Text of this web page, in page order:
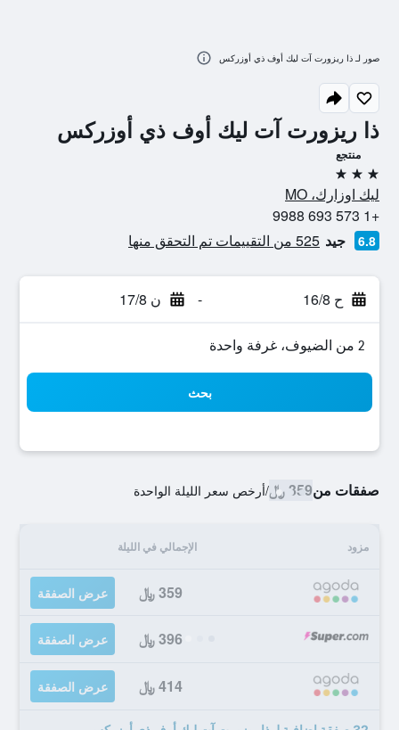
ذا ريزورت آت ليك أوف ذي أوزركس
منتجع
3 نجوم
ليك اوزارك، MO
+1 573 693 9988
6.8 جيد 525 من التقييمات تم التحقق منها
ح 16/8 - ن 17/8
2 من الضيوف، غرفة واحدة
بحث
صفقات من359 ﷼ /أرخص سعر الليلة الواحدة
مزود الإجمالي في الليلة
359 ﷼ عرض الصفقة
396 ﷼ عرض الصفقة
414 ﷼ عرض الصفقة
صور لـ ذا ريزورت آت ليك أوف ذي أوزركس